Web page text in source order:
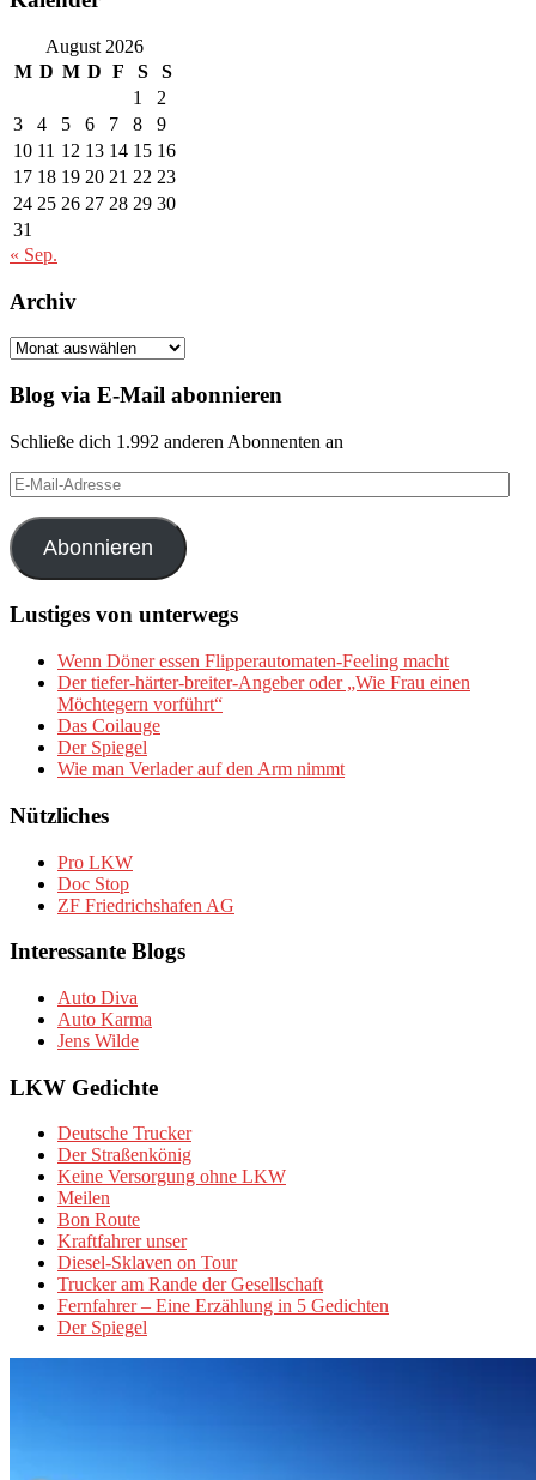
August 2026
M D M D F S
S
1
2
3
4 5 6 7 8
9
10 11 12 13 14 15 16
17 18 19 20 21 22 23
24 25 26 27 28 29 30
31
« Sep.
Archiv
Archiv
Blog via E-Mail abonnieren
Schließe dich 1.992 anderen Abonnenten an
E-
Mail-
Adresse
Abonnieren
Lustiges von unterwegs
Wenn Döner essen Flipperautomaten-Feeling macht
Der tiefer-härter-breiter-Angeber oder „Wie Frau einen
Möchtegern vorführt“
Das Coilauge
Der Spiegel
Wie man Verlader auf den Arm nimmt
Nützliches
Pro LKW
Doc Stop
ZF Friedrichshafen AG
Interessante Blogs
Auto Diva
Auto Karma
Jens Wilde
LKW Gedichte
Deutsche Trucker
Der Straßenkönig
Keine Versorgung ohne LKW
Meilen
Bon Route
Kraftfahrer unser
Diesel-Sklaven on Tour
Trucker am Rande der Gesellschaft
Fernfahrer – Eine Erzählung in 5 Gedichten
Der Spiegel